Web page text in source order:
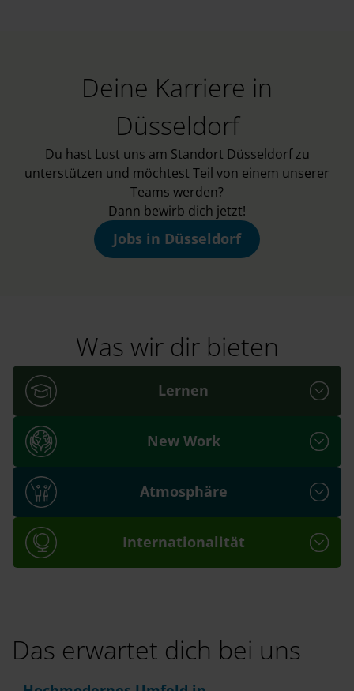
Deine Karriere in
Düsseldorf
Du hast Lust uns am Standort Düsseldorf zu
unterstützen und möchtest Teil von einem unserer
Teams werden?
Dann bewirb dich jetzt!
Jobs in Düsseldorf
Was wir dir bieten
Lernen
New Work
Atmosphäre
Internationalität
Das erwartet dich bei uns